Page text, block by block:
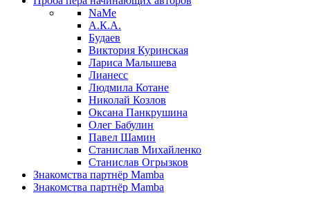
NaMe
А.К.А.
Будаев
Виктория Куринская
Лариса Малышева
Лианесс
Людмила Котане
Николай Козлов
Оксана Панкрушина
Олег Бабулин
Павел Шамин
Станислав Михайленко
Станислав Огрызков
Знакомства партнёр Mamba
Знакомства партнёр Mamba